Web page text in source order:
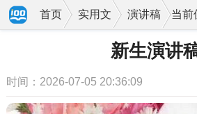
当前
首页 实用文 演讲稿
新生演讲
时间：2026-07-05 20:36:09